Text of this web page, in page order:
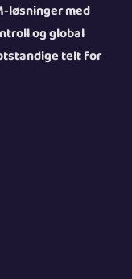
løsninger med
og global
telt for